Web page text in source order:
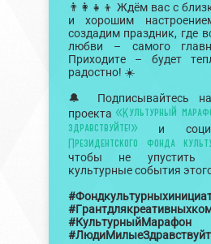
👨‍👩‍👧‍👦 Ждём вас с
и хорошим
создадим праздник, где
любви – самого
Приходите – будет
радостно! ☀️
🔔 Подписывайтесь
проекта «Культурный
здравствуйте!»и
Президентского фонда
чтобы не упустить
культурные события
#КультурныйМарафон